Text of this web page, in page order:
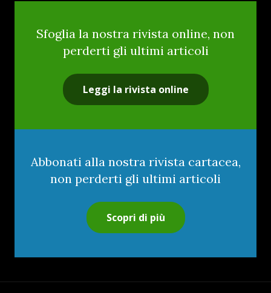
Sfoglia la nostra rivista online, non
perderti gli ultimi articoli
Leggi la rivista online
Abbonati alla nostra rivista cartacea,
non perderti gli ultimi articoli
Scopri di più